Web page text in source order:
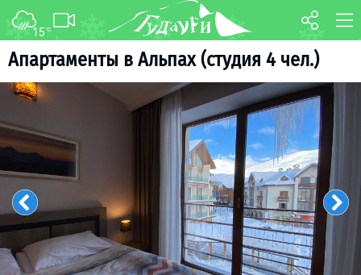
15°C
Aпартаменты в Альпах (студия 4 чел.)
ФОРУМ КАРТА
WEBCAM
ТРАНСФЕР
О курорте
Схема трасс
Ски-пасс
Инструкторы
Прокат
Ски-сервис
Дети в Гудаури
Развлечения